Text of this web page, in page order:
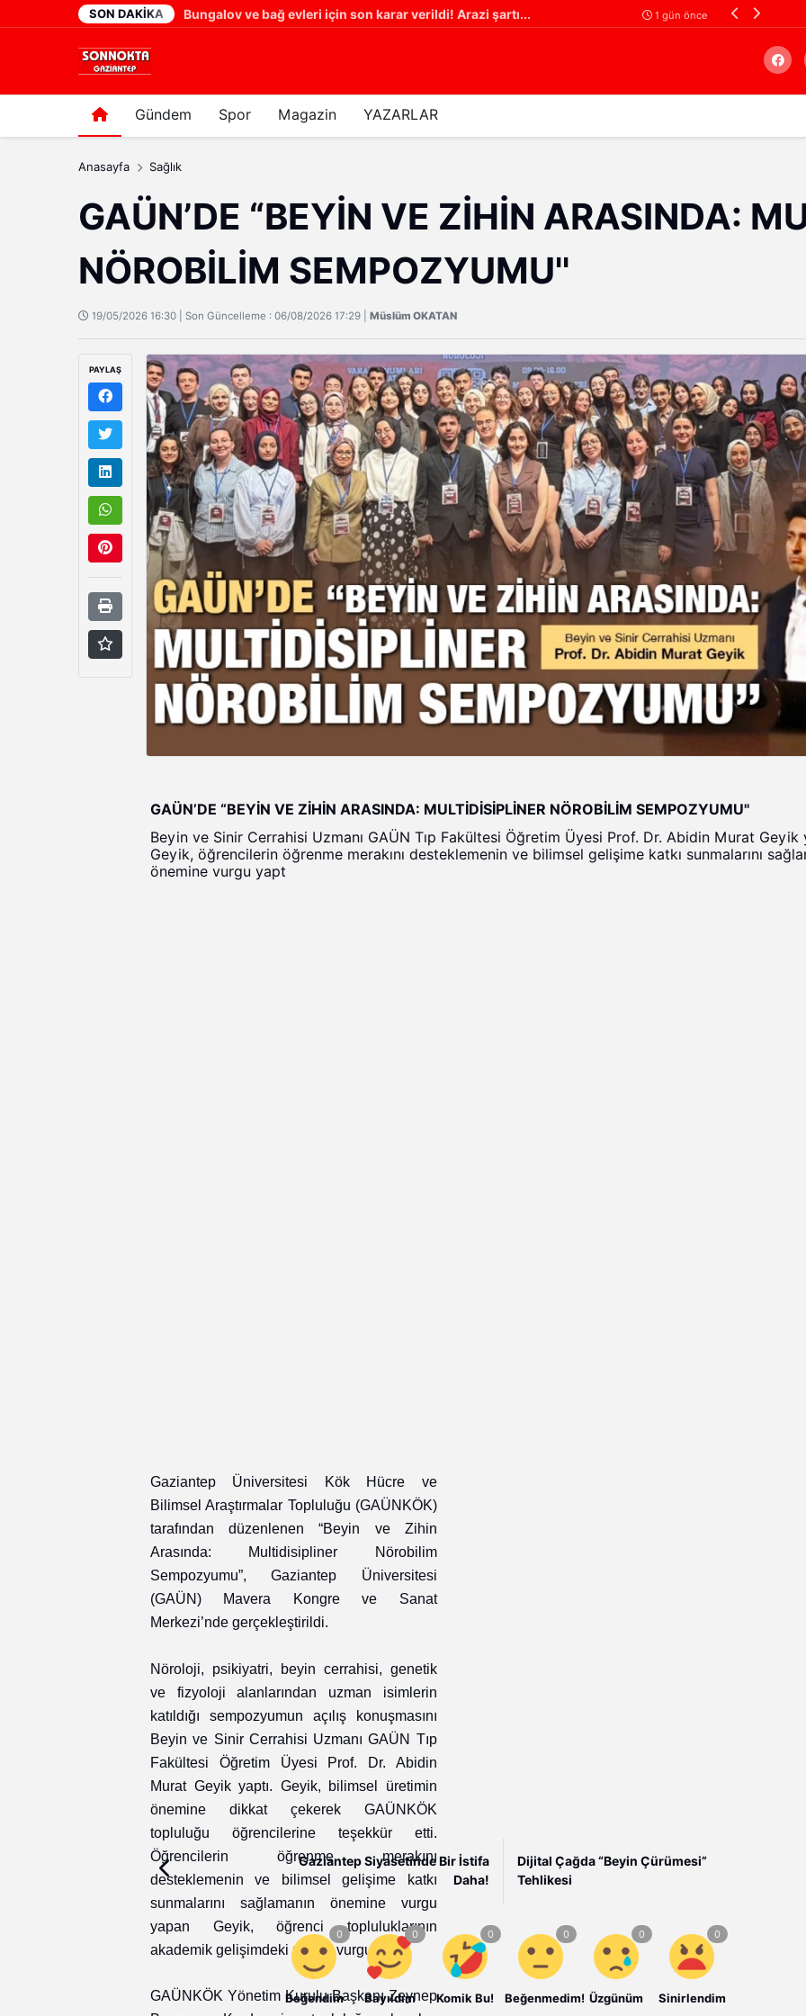
SON DAKIKA
1 gün önce Bungalov ve bağ evleri için son karar verildi! Arazi şartı... 1 gün önce
Gündem Spor Magazin YAZARLAR
Arama
Anasayfa Sağlık
GAÜN’DE “BEYİN VE ZİHİN ARASINDA:
NÖROBİLİM SEMPOZYUMU''
19/05/2026 16:30 | Son Güncelleme : 06/08/2026 17:29 | Müslüm OKATAN
PAYLAŞ
GAÜN’DE “BEYİN VE ZİHİN ARASINDA: MULTİDİSİPLİNER NÖROBİLİM SEMPOZYUMU''
Beyin ve Sinir Cerrahisi Uzmanı GAÜN Tıp Fakültesi Öğretim Üyesi Prof. Dr. Abidin Murat Geyik
Geyik, öğrencilerin öğrenme merakını desteklemenin ve bilimsel gelişime katkı sunmalarını
önemine vurgu yapt
Gaziantep Üniversitesi Kök Hücre ve
Bilimsel Araştırmalar Topluluğu (GAÜNKÖK)
tarafından düzenlenen “Beyin ve Zihin
Arasında: Multidisipliner Nörobilim
Sempozyumu”, Gaziantep Üniversitesi
(GAÜN) Mavera Kongre ve Sanat
Merkezi’nde gerçekleştirildi.
Nöroloji, psikiyatri, beyin cerrahisi, genetik
ve fizyoloji alanlarından uzman isimlerin
katıldığı sempozyumun açılış konuşmasını
Beyin ve Sinir Cerrahisi Uzmanı GAÜN Tıp
Fakültesi Öğretim Üyesi Prof. Dr. Abidin
Murat Geyik yaptı. Geyik, bilimsel üretimin
önemine dikkat çekerek GAÜNKÖK
topluluğu öğrencilerine teşekkür etti.
Öğrencilerin öğrenme merakını
desteklemenin ve bilimsel gelişime katkı
sunmalarını sağlamanın önemine vurgu
yapan Geyik, öğrenci topluluklarının
akademik gelişimdeki rolünü vurguladı.
GAÜNKÖK Yönetim Kurulu Başkanı Zeynep
Gaziantep Siyasetinde Bir İstifa
Daha!
Dijital Çağda “Beyin Çürümesi”
Tehlikesi
Beğendim Bayıldım Komik Bu! Beğenmedim! Üzgünüm Sinirlendim